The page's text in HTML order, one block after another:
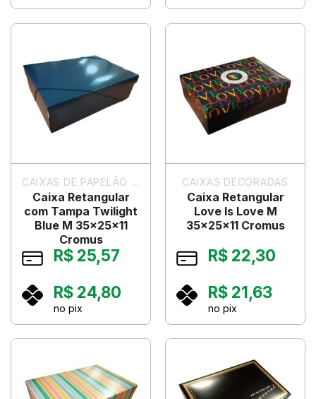
CAIXAS DE PAPELÃO PARA PRESENTES
Caixa Retangular
com Tampa Twilight
Blue M 35x25x11
Cromus
R$25,57
R$24,80
no pix
CAIXAS DECORADAS
Caixa Retangular
Love Is Love M
35x25x11 Cromus
R$22,30
R$21,63
no pix